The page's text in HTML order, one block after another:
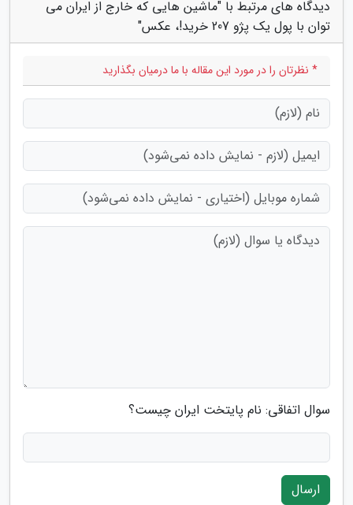
دیدگاه های مرتبط با "ماشین هایی که خارج از ایران می
توان با پول یک پژو 207 خرید!، عکس"
* نظرتان را در مورد این مقاله با ما درمیان بگذارید
سوال اتفاقی: نام پایتخت ایران چیست؟
ارسال